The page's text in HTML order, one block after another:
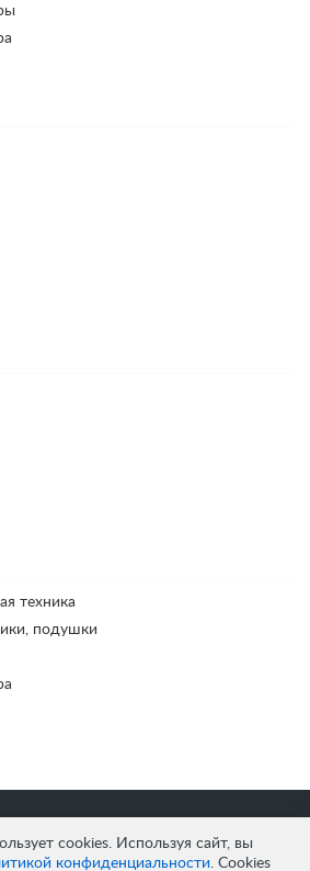
cookies. Используя сайт, вы
конфиденциальности. Cookies
техника
подушки